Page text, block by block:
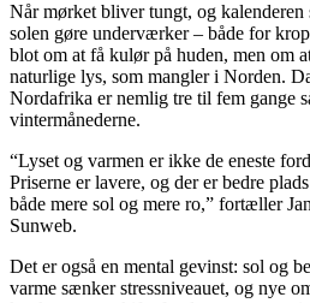
Når mørket bliver tungt, og kalenderen
solen gøre underværker – både for
blot om at få kulør på huden, men om
naturlige lys, som mangler i Norden.
Nordafrika er nemlig tre til fem gange
vintermånederne.
“Lyset og varmen er ikke de eneste
Priserne er lavere, og der er bedre
både mere sol og mere ro,” fortæller
Sunweb.
Det er også en mental gevinst: sol og
varme sænker stressniveauet, og nye